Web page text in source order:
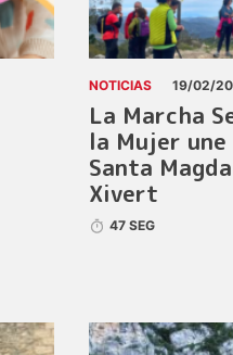
NOTICIAS 19/02/
La Marcha
la Mujer
Santa
Xivert
47 SEG